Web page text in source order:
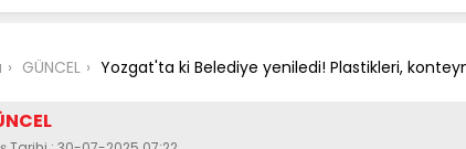
GÜNCEL Yozgat'ta ki Belediye yeniledi! Plastikleri,